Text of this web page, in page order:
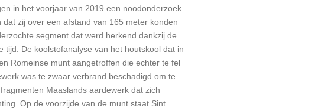
in het voorjaar van 2019 een noodonderzoek
zij over een afstand van 165 meter konden
segment dat werd herkend dankzij de
tijd. De koolstofanalyse van het houtskool dat in
Romeinse munt aangetroffen die echter te fel
was te zwaar verbrand beschadigd om te
Maaslands aardewerk dat zich
Op de voorzijde van de munt staat Sint